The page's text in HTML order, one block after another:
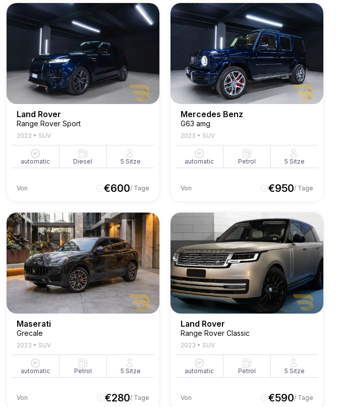
Land Rover
Range Rover Sport
2023 • SUV
automatic Diesel 5 Sitze
Von €600/ Tage
Mercedes Benz
G63 amg
2023 • SUV
automatic Petrol 5 Sitze
Von €950/ Tage
Maserati
Grecale
2023 • SUV
automatic Petrol 5 Sitze
Von €280/ Tage
Land Rover
Range Rover Classic
2023 • SUV
automatic Petrol 5 Sitze
Von €590/ Tage